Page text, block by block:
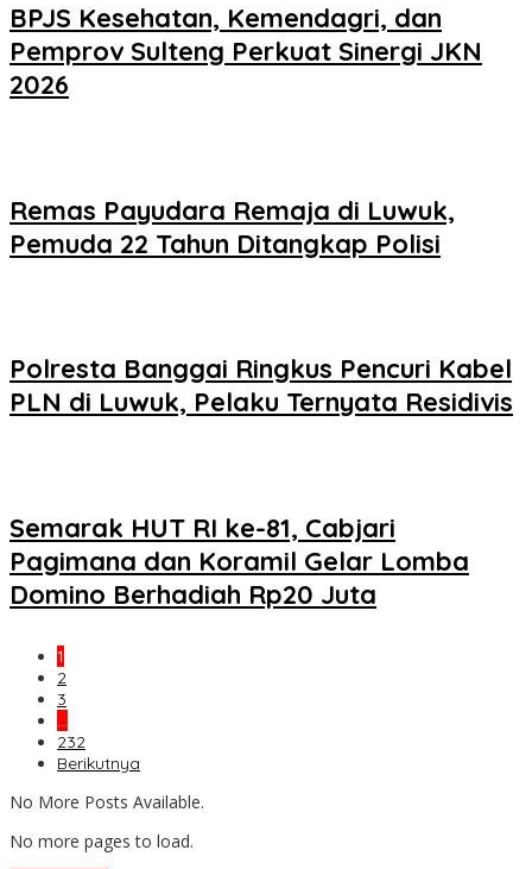
BPJS Kesehatan, Kemendagri, dan
Pemprov Sulteng Perkuat Sinergi JKN
2026
Remas Payudara Remaja di Luwuk,
Pemuda 22 Tahun Ditangkap Polisi
Polresta Banggai Ringkus Pencuri Kabel
PLN di Luwuk, Pelaku Ternyata Residivis
Semarak HUT RI ke-81, Cabjari
Pagimana dan Koramil Gelar Lomba
Domino Berhadiah Rp20 Juta
1
2
3
…
232
Berikutnya
No More Posts Available.
No more pages to load.